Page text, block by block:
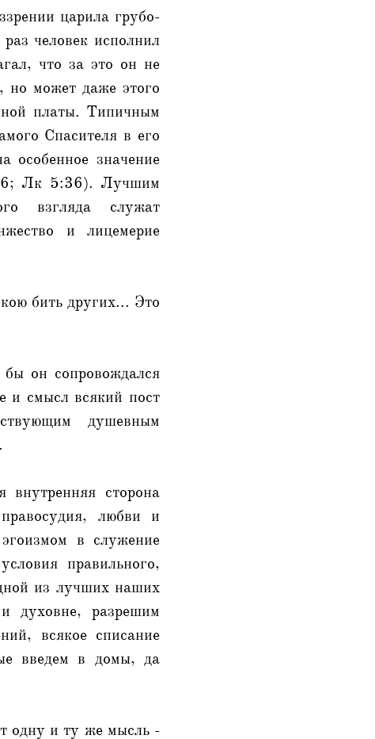
царила грубо-
человек исполнил
что за это он не
но может даже этого
платы. Типичным
Спасителя в его
особенное значение
Лк 5:36). Лучшим
взгляда служат
и лицемерие
бить других... Это
он сопровождался
и смысл всякий пост
душевным
внутренняя сторона
любви и
в служение
правильного,
из лучших наших
духовне, разрешим
всякое списание
введем в домы, да
одну и ту же мысль -